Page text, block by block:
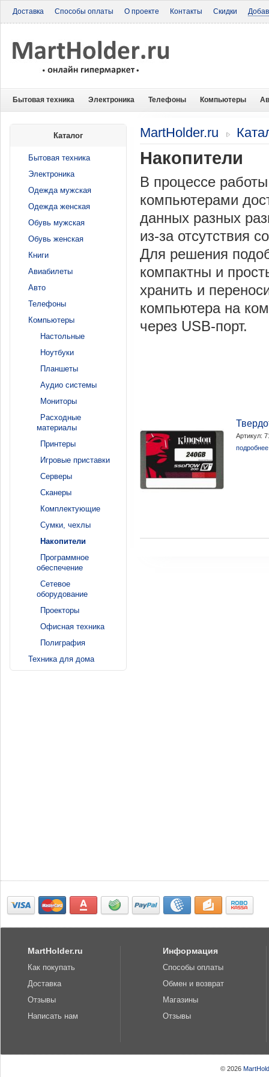
Доставка Способы оплаты О проекте Контакты Скидки
Бытовая техника Электроника Телефоны Компьютеры
MartHolder.ru
Накопители
В процессе
компьютерами
данных разных
из-за отсутствия
Для решения
компактны и
хранить и
компьютера на
через USB-порт.
Артикул:
Каталог
Бытовая техника
Электроника
Одежда мужская
Одежда женская
Обувь мужская
Обувь женская
Книги
Авиабилеты
Авто
Телефоны
Компьютеры
Настольные
Ноутбуки
Планшеты
Аудио системы
Мониторы
Расходные
материалы
Принтеры
Игровые приставки
Серверы
Сканеры
Комплектующие
Сумки, чехлы
Накопители
Программное
обеспечение
Сетевое
оборудование
Проекторы
Офисная техника
Полиграфия
Техника для дома
MartHolder.ru
Как покупать
Доставка
Отзывы
Написать нам
Информация
Способы оплаты
Обмен и возврат
Магазины
Отзывы
© 2026